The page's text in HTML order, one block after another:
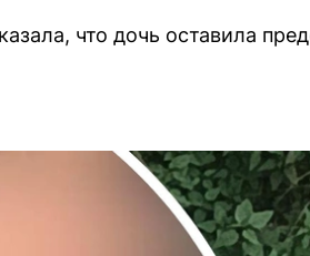
что дочь оставила